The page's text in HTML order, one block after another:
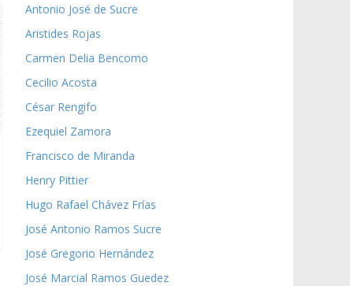
Antonio José de Sucre
Aristides Rojas
Carmen Delia Bencomo
Cecilio Acosta
César Rengifo
Ezequiel Zamora
Francisco de Miranda
Henry Pittier
Hugo Rafael Chávez Frías
José Antonio Ramos Sucre
José Gregorio Hernández
José Marcial Ramos Guedez